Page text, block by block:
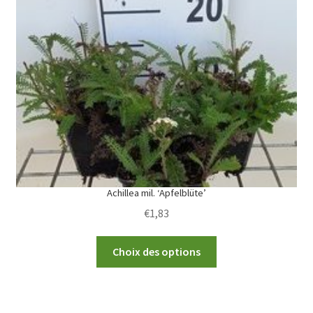
options
may
be
chosen
on
the
product
page
Achillea mil. ‘Apfelblüte’
€1,83
Choix des options